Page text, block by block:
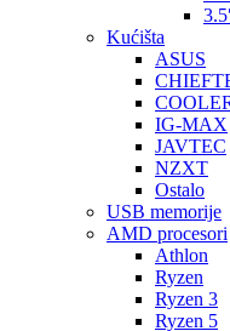
Kućišta
ASUS
IG-MAX
JAVTEC
NZXT
Ostalo
USB memorije
AMD procesori
Athlon
Ryzen
Ryzen 3
Ryzen 5